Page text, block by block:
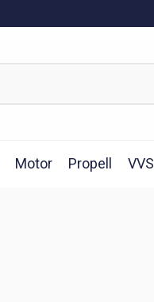
Motor Propell VVS